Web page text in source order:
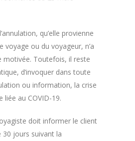
qu’elle provienne
voyage ou du voyageur, n’a
motivée. Toutefois, il reste
d’invoquer dans toute
ou information, la crise
liée au COVID-19.
doit informer le client
30 jours suivant la